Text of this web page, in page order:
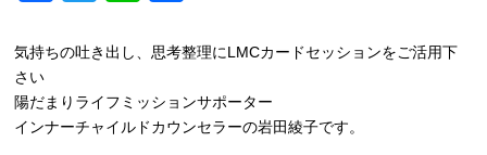
気持ちの吐き出し、思考整理にLMCカードセッションをご活用下
さい
陽だまりライフミッションサポーター
インナーチャイルドカウンセラーの岩田綾子です。